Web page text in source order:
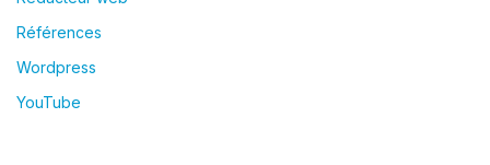
Références
Wordpress
YouTube